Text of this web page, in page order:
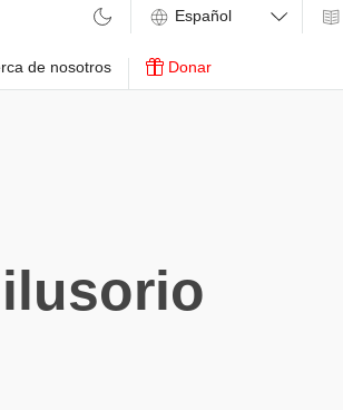
de nosotros Donar